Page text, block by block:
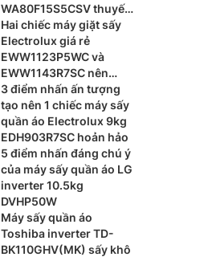
WA80F15S5CSV thuyết
phục người mua
Hai chiếc máy giặt sấy
Electrolux giá rẻ
EWW1123P5WC và
EWW1143R7SC nên
dùng loại nào?
3 điểm nhấn ấn tượng
tạo nên 1 chiếc máy sấy
quần áo Electrolux 9kg
EDH903R7SC hoản hảo
5 điểm nhấn đáng chú ý
của máy sấy quần áo LG
inverter 10.5kg
DVHP50W
Máy sấy quần áo
Toshiba inverter TD-
BK110GHV(MK) sấy khô